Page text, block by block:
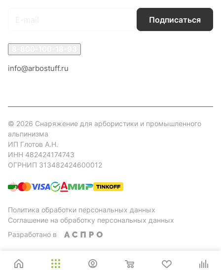
Подписаться
info@arbostuff.ru
© 2026 Снаряжение для арбористики и промышленного
альпинизма
ИП Глотов А.Н.
ИНН 482424174743
ОГРНИП 313482424600012
Политика обработки персональных данных
Соглашение на обработку персональных данных
Разработано в